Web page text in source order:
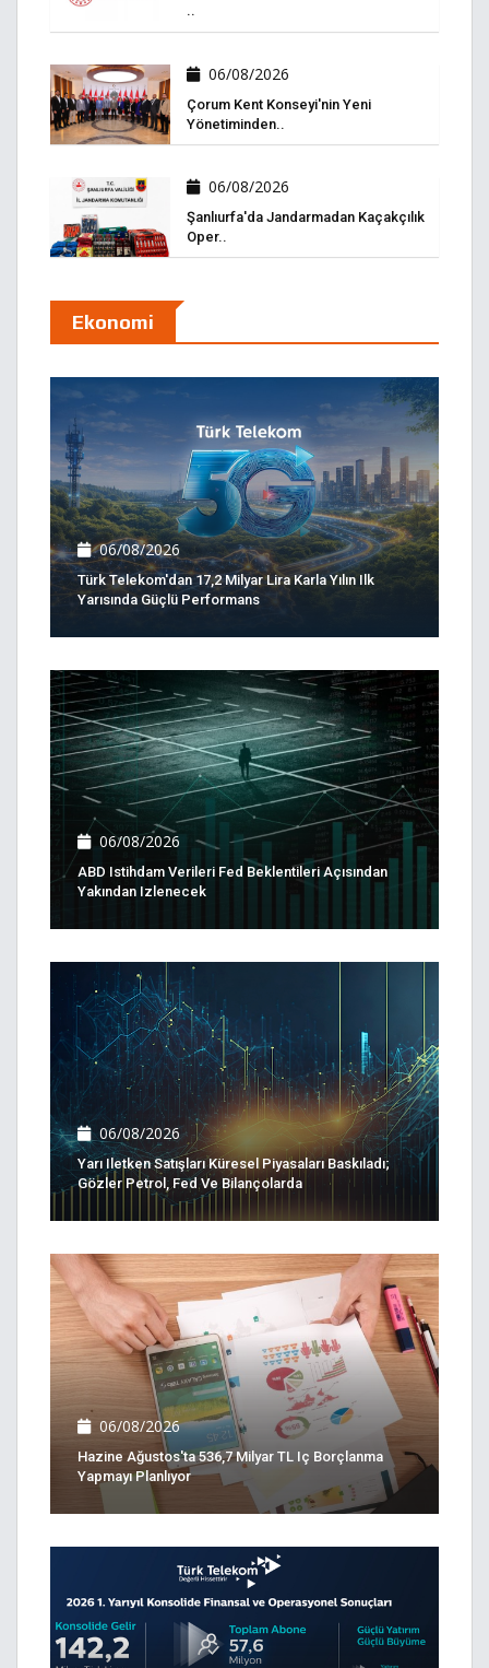
..
06/08/2026
Çorum Kent Konseyi'nin Yeni
Yönetiminden..
06/08/2026
Şanlıurfa'da Jandarmadan Kaçakçılık
Oper..
Ekonomi
06/08/2026
Türk Telekom'dan 17,2 Milyar Lira Karla Yılın Ilk
Yarısında Güçlü Performans
06/08/2026
ABD Istihdam Verileri Fed Beklentileri Açısından
Yakından Izlenecek
06/08/2026
Yarı Iletken Satışları Küresel Piyasaları Baskıladı;
Gözler Petrol, Fed Ve Bilançolarda
06/08/2026
Hazine Ağustos'ta 536,7 Milyar TL Iç Borçlanma
Yapmayı Planlıyor